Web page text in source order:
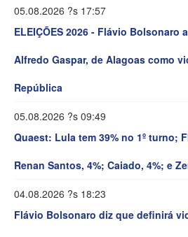
05.08.2026 ?s 17:57
ELEIÇÕES 2026 - Flávio Bolsonaro
Alfredo Gaspar, de Alagoas como
República
05.08.2026 ?s 09:49
Quaest: Lula tem 39% no 1º turno;
Renan Santos, 4%; Caiado, 4%; e
04.08.2026 ?s 18:23
Flávio Bolsonaro diz que definirá